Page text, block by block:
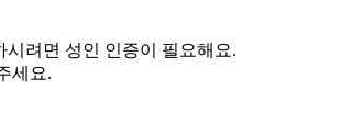
시려면 성인 인증이 필요해요.
세요.